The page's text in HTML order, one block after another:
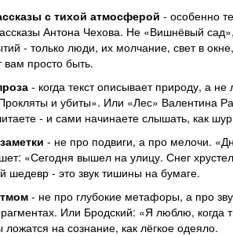
с тихой атмосферой - особенно
Антона Чехова. Не «Вишнёвый
- только люди, их молчание, свет в
вам просто быть.
- когда текст описывает природу, а
и убиты». Или «Лес» Валентина
- и сами начинаете слышать, как
- не про подвиги, а про мелочи.
«Сегодня вышел на улицу. Снег
шедевр - это звук тишины на бумаге.
- не про глубокие метафоры, а про
Или Бродский: «Я люблю, когда
на сознание, как лёгкое одеяло.